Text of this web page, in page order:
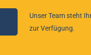
Unser Team steht
zur Verfügung.